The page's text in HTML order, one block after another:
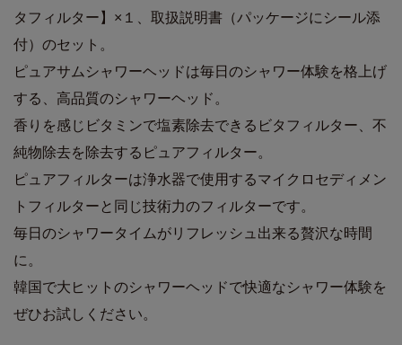
タフィルター】×１、取扱説明書（パッケージにシール添
付）のセット。
ピュアサムシャワーヘッドは毎日のシャワー体験を格上げ
する、高品質のシャワーヘッド。
香りを感じビタミンで塩素除去できるビタフィルター、不
純物除去を除去するピュアフィルター。
ピュアフィルターは浄水器で使用するマイクロセディメン
トフィルターと同じ技術力のフィルターです。
毎日のシャワータイムがリフレッシュ出来る贅沢な時間
に。
韓国で大ヒットのシャワーヘッドで快適なシャワー体験を
ぜひお試しください。